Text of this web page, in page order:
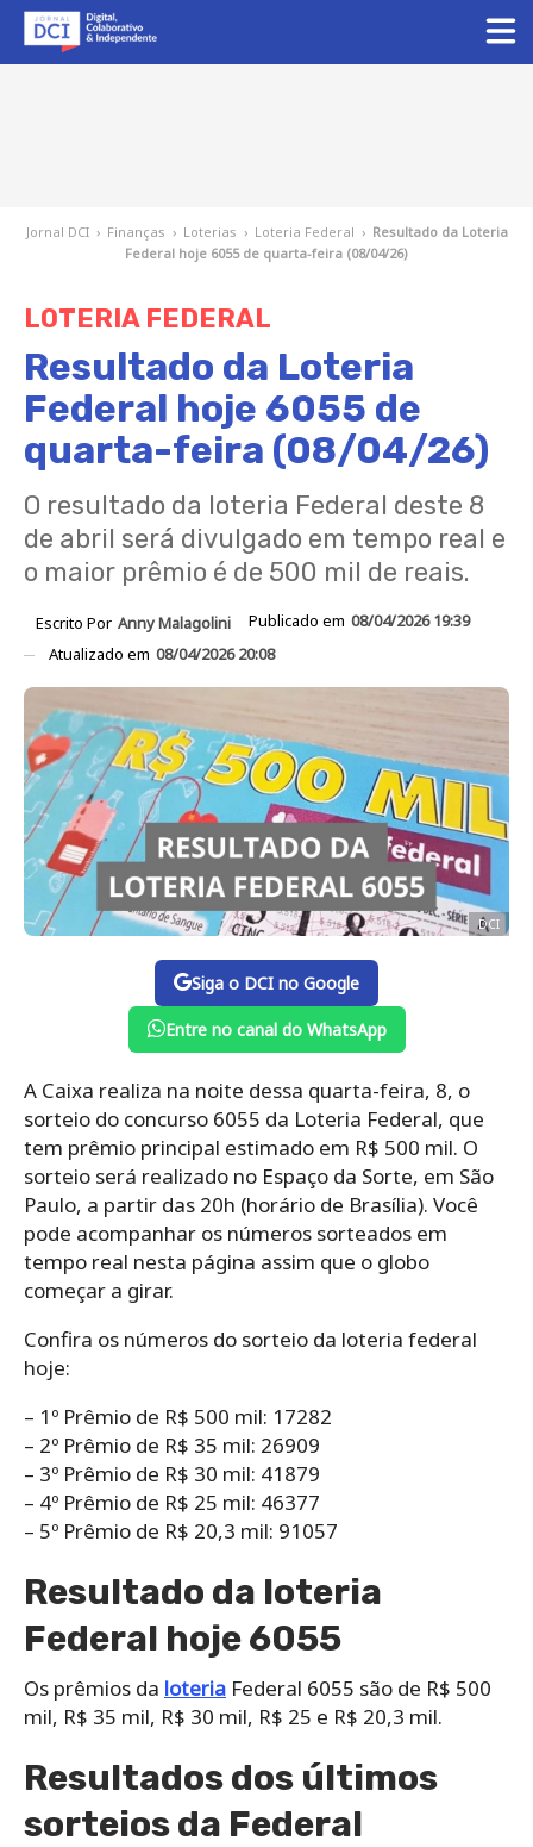
Jornal DCI › Finanças › Loterias › Loteria Federal › Resultado da Loteria
Federal hoje 6055 de quarta-feira (08/04/26)
LOTERIA FEDERAL
Resultado da Loteria
Federal hoje 6055 de
quarta-feira (08/04/26)
O resultado da loteria Federal deste 8
de abril será divulgado em tempo real e
o maior prêmio é de 500 mil de reais.
Escrito Por Anny Malagolini Publicado em 08/04/2026 19:39
Atualizado em 08/04/2026 20:08
DCI
Siga o DCI no Google
Entre no canal do WhatsApp
A Caixa realiza na noite dessa quarta-feira, 8, o
sorteio do concurso 6055 da Loteria Federal, que
tem prêmio principal estimado em R$ 500 mil. O
sorteio será realizado no Espaço da Sorte, em São
Paulo, a partir das 20h (horário de Brasília). Você
pode acompanhar os números sorteados em
tempo real nesta página assim que o globo
começar a girar.
Confira os números do sorteio da loteria federal
hoje:
– 1º Prêmio de R$ 500 mil: 17282
– 2º Prêmio de R$ 35 mil: 26909
– 3º Prêmio de R$ 30 mil: 41879
– 4º Prêmio de R$ 25 mil: 46377
– 5º Prêmio de R$ 20,3 mil: 91057
Resultado da loteria
Federal hoje 6055
Os prêmios da loteria Federal 6055 são de R$ 500
mil, R$ 35 mil, R$ 30 mil, R$ 25 e R$ 20,3 mil.
Resultados dos últimos
sorteios da Federal